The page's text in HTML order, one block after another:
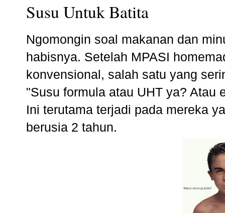
Susu Untuk Batita
Ngomongin soal makanan dan
habisnya. Setelah MPASI
konvensional, salah satu yang
"Susu formula atau UHT ya? Atau
Ini terutama terjadi pada mereka
berusia 2 tahun.